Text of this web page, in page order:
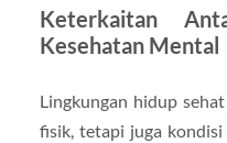
Keterkaitan
Kesehatan Mental
Lingkungan hidup
fisik, tetapi juga kondisi